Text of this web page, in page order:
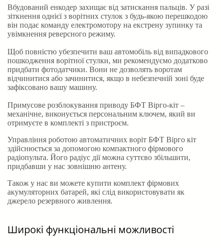
Вбудований енкодер захищає від затискання пальців. У разі
зіткнення однієї з ворітних стулок з будь-якою перешкодою
він подає команду електромотору на екстрену зупинку та
увімкнення реверсного режиму.
Щоб повністю убезпечити ваш автомобіль від випадкового
пошкодження ворітної стулки, ми рекомендуємо додатково
придбати фотодатчики. Вони не дозволять воротам
відчинитися або зачинитися, якщо в небезпечній зоні буде
зафіксовано вашу машину.
Примусове розблокування приводу БФТ Вірго-кіт –
механічне, виконується персональним ключем, який ви
отримуєте в комплекті з пристроєм.
Управління роботою автоматичних воріт БФТ Вірго кіт
здійснюється за допомогою компактного фірмового
радіопульта. Його радіус дії можна суттєво збільшити,
придбавши у нас зовнішню антену.
Також у нас ви можете купити комплект фірмових
акумуляторних батарей, які слід використовувати як
джерело резервного живлення.
Широкі функціональні можливості